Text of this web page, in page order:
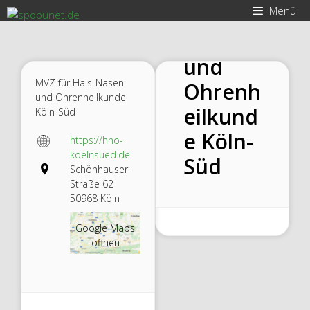
Zum
Inhalt
Menü
MVZ für Hals-Nasen-
und Ohrenheilkunde
Köln-Süd
https://hno-
koelnsued.de
Schönhauser
Straße 62
50968 Köln
Google Maps
öffnen
Hals-
und
Ohrenh
eilkund
e Köln-
Süd